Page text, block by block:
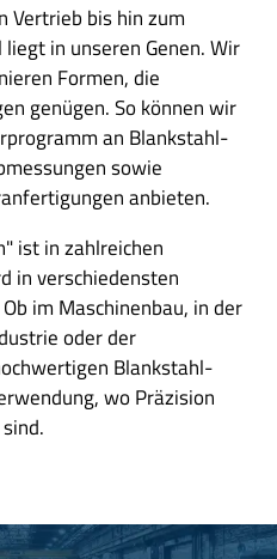
Vertrieb bis hin zum
in unseren Genen. Wir
Formen, die
genügen. So können wir
an Blankstahl-
sowie
anbieten.
ist in zahlreichen
in verschiedensten
im Maschinenbau, in der
oder der
Blankstahl-
wo Präzision